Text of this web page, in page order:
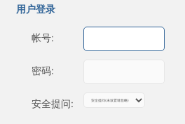
用户登录
帐号:
密码:
安全提问: